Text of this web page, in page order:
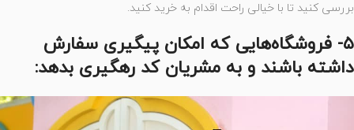
بررسی کنید تا با خیالی راحت اقدام به خرید کنید.
۵- فروشگاه‌هایی که امکان پیگیری سفارش
داشته باشند و به مشریان کد رهگیری بدهد: